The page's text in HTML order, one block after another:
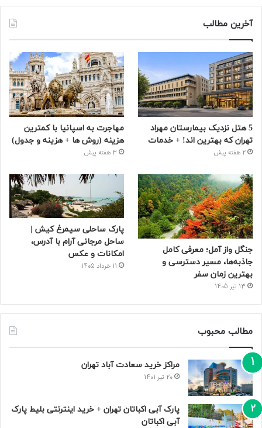
آخرین مطالب
5 هتل نزدیک بیمارستان مهراد
تهران که بهترین‌ اند! + خدمات
2 هفته پیش
مهاجرت به اسپانیا با کمترین
هزینه (روش ها + هزینه و جدول)
3 هفته پیش
جنگل واز آمل؛ معرفی کامل
جاذبه‌ها، مسیر دسترسی و
بهترین زمان سفر
13 تیر 1405
پارک ساحلی سیمرغ کیش |
ساحل مرجانی آرام با آدرس،
امکانات و عکس
11 خرداد 1405
مطالب محبوب
مراکز خرید سعادت‌ آباد تهران
20 تیر 1401
پارک آبی اکباتان تهران + خرید اینترنتی بلیط پارک
آبی اکباتان